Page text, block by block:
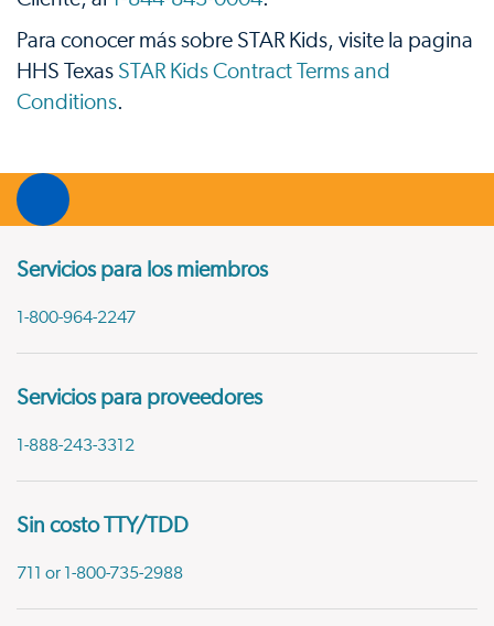
Para conocer más sobre STAR Kids, visite la pagina
HHS Texas STAR Kids Contract Terms and
Conditions.
Servicios para los miembros
1-800-964-2247
Servicios para proveedores
1-888-243-3312
Sin costo TTY/TDD
711 or 1-800-735-2988